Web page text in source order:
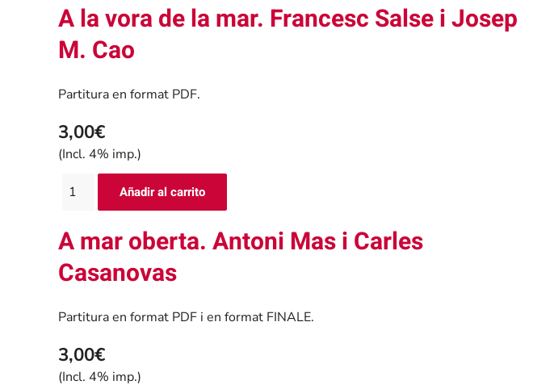
A la vora de la mar. Francesc Salse i Josep
M. Cao
Partitura en format PDF.
3,00€
(Incl. 4% imp.)
A mar oberta. Antoni Mas i Carles
Casanovas
Partitura en format PDF i en format FINALE.
3,00€
(Incl. 4% imp.)